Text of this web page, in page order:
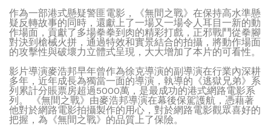
作為一部港式懸疑警匪電影，《無間之戰》在保持高水準懸
疑反轉故事的同時，還獻上了一場又一場令人耳目一新的動
作場面，貢獻了多場拳拳到肉的精彩打戲，正邪戰鬥從拳腳
對決到槍械火拼，通過特效和實景結合的拍攝，將動作場面
的攻擊性與破壞力立體式呈現，大大增加了本片的可看性。
影片導演麥浩邦早年曾作為徐克導演的副導演在行業內深耕
多年，近年成長為獨當一面的導演，執導的《逃獄兄弟》系
列累計分賬票房超過5000萬，是最成功的港式網路電影系
列。 《無間之戰》由麥浩邦導演在幕後保駕護航，憑藉著
他對於網路電影拍攝製作的用心，對於網路電影觀眾喜好的
把握，為《無間之戰》的品質上了保險。